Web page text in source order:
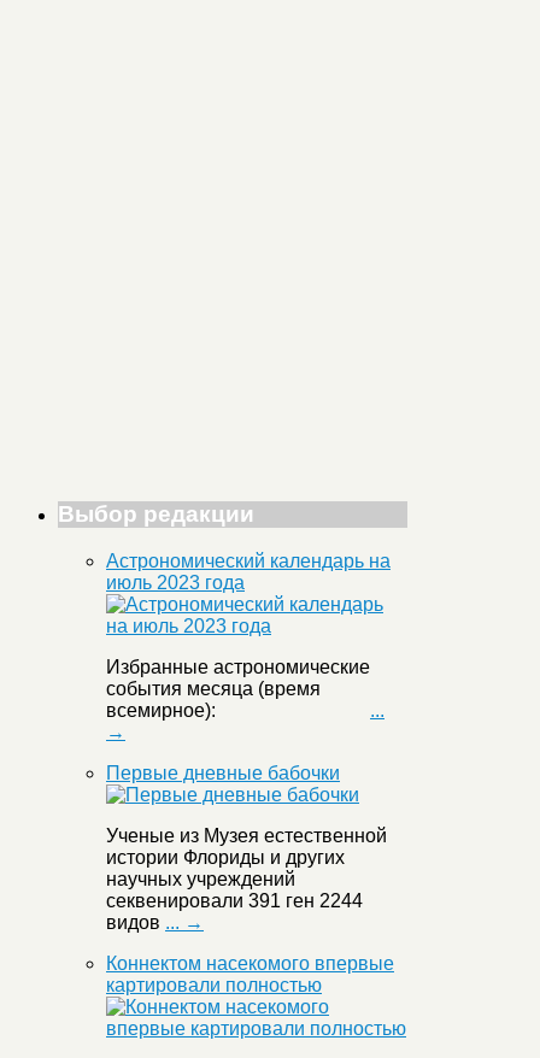
Выбор редакции
Астрономический календарь на
июль 2023 года
Избранные астрономические
события месяца (время
всемирное): ...
→
Первые дневные бабочки
Ученые из Музея естественной
истории Флориды и других
научных учреждений
секвенировали 391 ген 2244
видов ... →
Коннектом насекомого впервые
картировали полностью